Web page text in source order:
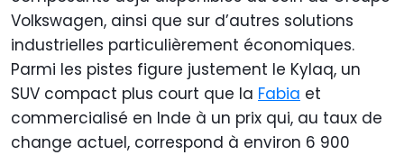
Volkswagen, ainsi que sur d’autres solutions
industrielles particulièrement économiques.
Parmi les pistes figure justement le Kylaq, un
SUV compact plus court que la Fabia et
commercialisé en Inde à un prix qui, au taux de
change actuel, correspond à environ 6 900